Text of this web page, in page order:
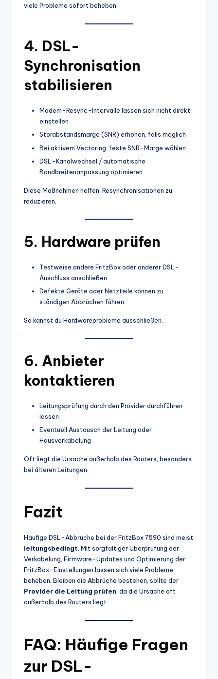
viele Probleme sofort beheben.
4. DSL-
Synchronisation
stabilisieren
Modem-Resync-Intervalle lassen sich nicht direkt
einstellen
Störabstandsmarge (SNR) erhöhen, falls möglich
Bei aktivem Vectoring: feste SNR-Marge wählen
DSL-Kanalwechsel / automatische
Bandbreitenanpassung optimieren
Diese Maßnahmen helfen, Resynchronisationen zu
reduzieren.
5. Hardware prüfen
Testweise andere FritzBox oder anderer DSL-
Anschluss anschließen
Defekte Geräte oder Netzteile können zu
ständigen Abbrüchen führen
So kannst du Hardwareprobleme ausschließen.
6. Anbieter
kontaktieren
Leitungsprüfung durch den Provider durchführen
lassen
Eventuell Austausch der Leitung oder
Hausverkabelung
Oft liegt die Ursache außerhalb des Routers, besonders
bei älteren Leitungen.
Fazit
Häufige DSL-Abbrüche bei der FritzBox 7590 sind meist
leitungsbedingt. Mit sorgfältiger Überprüfung der
Verkabelung, Firmware-Updates und Optimierung der
FritzBox-Einstellungen lassen sich viele Probleme
beheben. Bleiben die Abbrüche bestehen, sollte der
Provider die Leitung prüfen, da die Ursache oft
außerhalb des Routers liegt.
FAQ: Häufige Fragen
zur DSL-